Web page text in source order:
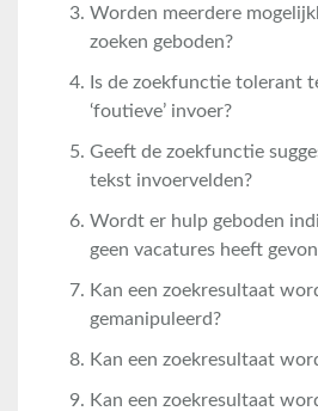
Worden meerdere
zoeken geboden?
Is de zoekfunctie tolerant
‘foutieve’ invoer?
Geeft de zoekfunctie
tekst invoervelden?
Wordt er hulp geboden
geen vacatures heeft
Kan een zoekresultaat
gemanipuleerd?
Kan een zoekresultaat
Kan een zoekresultaat